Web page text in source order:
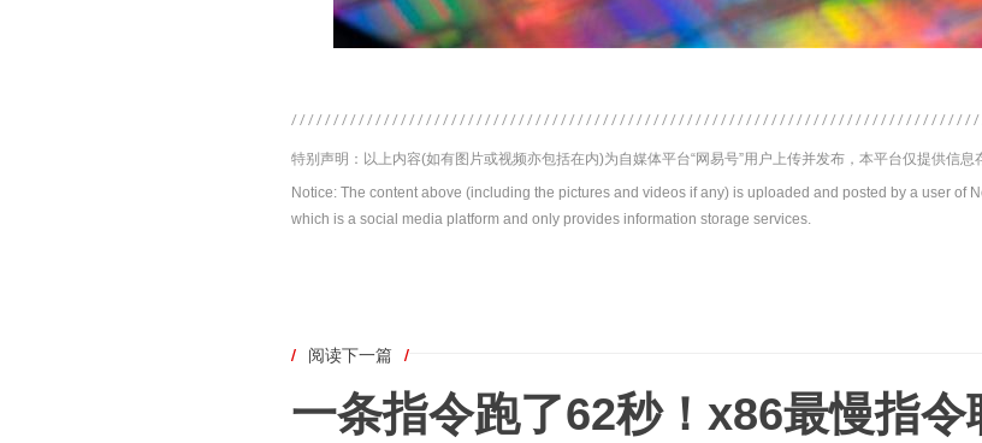
特别声明：以上内容(如有图片或视频亦包括在内)为自媒体平台“网易号”用户上传并发布，本平台仅提供信息
Notice: The content above (including the pictures and videos if any) is uploaded and posted by a user of
which is a social media platform and only provides information storage services.
/ 阅读下一篇 /
一条指令跑了62秒！x86最慢指令